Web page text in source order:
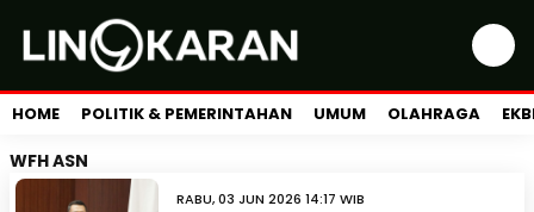
HOME POLITIK & PEMERINTAHAN UMUM OLAHRAGA
WFH ASN
RABU, 03 JUN 2026 14:17 WIB